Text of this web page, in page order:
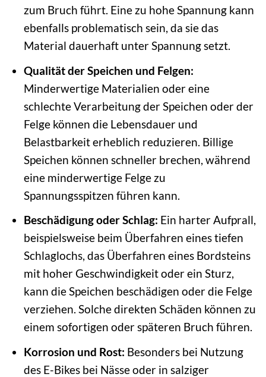
zum Bruch führt. Eine zu hohe Spannung kann
ebenfalls problematisch sein, da sie das
Material dauerhaft unter Spannung setzt.
Qualität der Speichen und Felgen:
Minderwertige Materialien oder eine
schlechte Verarbeitung der Speichen oder der
Felge können die Lebensdauer und
Belastbarkeit erheblich reduzieren. Billige
Speichen können schneller brechen, während
eine minderwertige Felge zu
Spannungsspitzen führen kann.
Beschädigung oder Schlag: Ein harter Aufprall,
beispielsweise beim Überfahren eines tiefen
Schlaglochs, das Überfahren eines Bordsteins
mit hoher Geschwindigkeit oder ein Sturz,
kann die Speichen beschädigen oder die Felge
verziehen. Solche direkten Schäden können zu
einem sofortigen oder späteren Bruch führen.
Korrosion und Rost: Besonders bei Nutzung
des E-Bikes bei Nässe oder in salziger